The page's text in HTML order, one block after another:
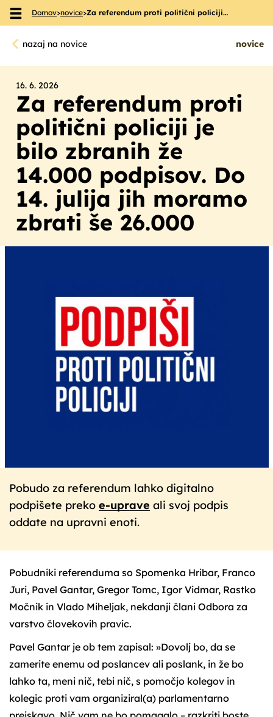
Skoči na vsebino
Domov>novice>Za referendum proti politični policiji…
nazaj na novice novice
16. 6. 2026
Za referendum proti
politični policiji je
bilo zbranih že
14.000 podpisov. Do
14. julija jih moramo
zbrati še 26.000
Pobudo za referendum lahko digitalno
podpišete preko e-uprave ali svoj podpis
oddate na upravni enoti.
Pobudniki referenduma so Spomenka Hribar, Franco
Juri, Pavel Gantar, Gregor Tomc, Igor Vidmar, Rastko
Močnik in Vlado Miheljak, nekdanji člani Odbora za
varstvo človekovih pravic.
Pavel Gantar je ob tem zapisal: »Dovolj bo, da se
zamerite enemu od poslancev ali poslank, in že bo
lahko ta, meni nič, tebi nič, s pomočjo kolegov in
kolegic proti vam organiziral(a) parlamentarno